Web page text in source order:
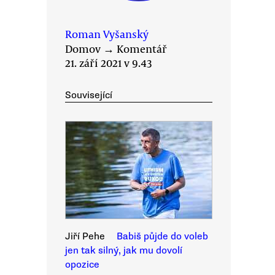
Roman Vyšanský
Domov → Komentář
21. září 2021 v 9.43
Související
Jiří Pehe
Babiš půjde do voleb
jen tak silný, jak mu dovolí
opozice